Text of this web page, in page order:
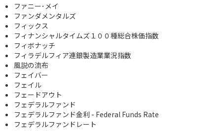
ファニー･メイ
ファンダメンタルズ
フィックス
フィナンシャルタイムズ１００種総合株価指数
フィボナッチ
フィラデルフィア連銀製造業業況指数
風説の流布
フェイバー
フェイル
フェードアウト
フェデラルファンド
フェデラルファンド金利 - Federal Funds Rate
フェデラルファンドレート